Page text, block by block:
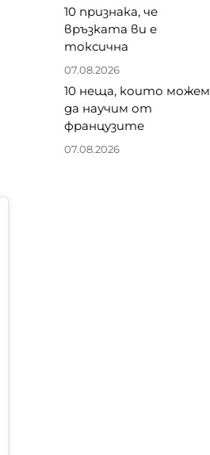
10 признака, че
връзката ви е
токсична
07.08.2026
10 неща, които можем
да научим от
французите
07.08.2026